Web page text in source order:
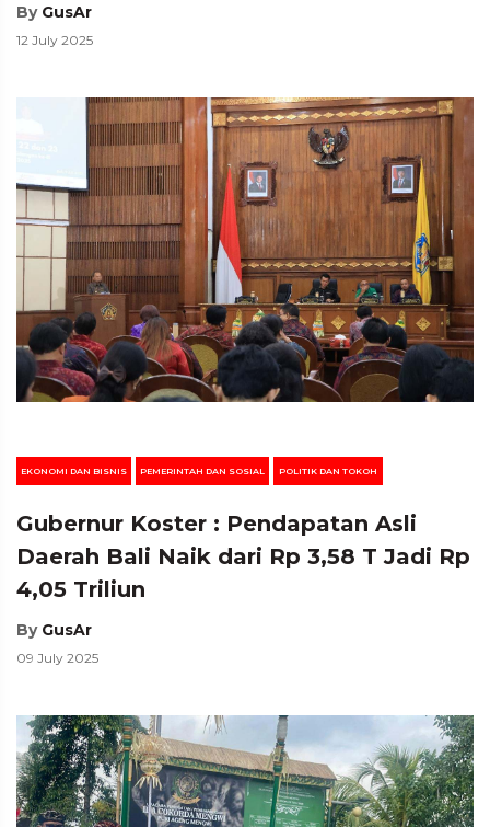
By GusAr
12 July 2025
EKONOMI DAN BISNIS PEMERINTAH DAN SOSIAL POLITIK DAN TOKOH
Gubernur Koster : Pendapatan Asli
Daerah Bali Naik dari Rp 3,58 T Jadi Rp
4,05 Triliun
By GusAr
09 July 2025